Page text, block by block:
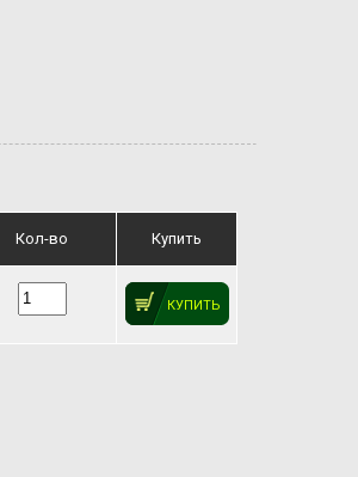
Кол-во Купить
КУПИТЬ